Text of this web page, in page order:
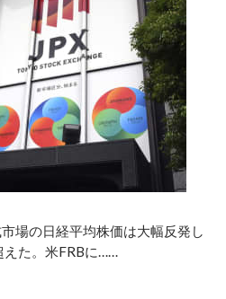
場の日経平均株価は大幅反発し
えた。米FRBに……